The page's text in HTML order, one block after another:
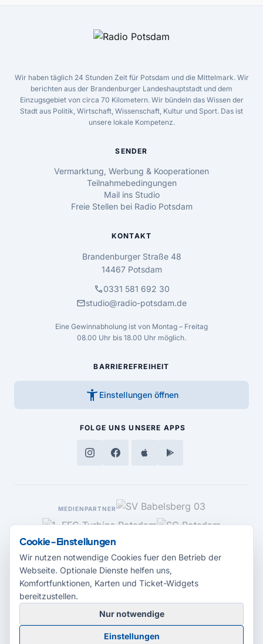
Wir haben täglich 24 Stunden Zeit für Potsdam und die Mittelmark. Wir
berichten aus der Brandenburger Landeshauptstadt und dem
Einzugsgebiet von circa 70 Kilometern. Wir bündeln das Wissen der
Stadt aus Politik, Wirtschaft, Wissenschaft, Kultur und Sport. Das ist
unsere lokale Kompetenz.
SENDER
Vermarktung, Werbung & Kooperationen
Teilnahmebedingungen
Mail ins Studio
Freie Stellen bei Radio Potsdam
KONTAKT
Brandenburger Straße 48
14467 Potsdam
call0331 581 692 30
mailstudio@radio-potsdam.de
Eine Gewinnabholung ist von Montag – Freitag
08.00 Uhr bis 18.00 Uhr möglich.
BARRIEREFREIHEIT
accessibility_new Einstellungen öffnen
FOLGE UNS UNSERE APPS
MEDIENPARTNER
© 2026 Radio Potsdam. Webseite entwickelt durch dieMedienagentur
Babelsberg
Cookie-Einstellungen
Wir nutzen notwendige Cookies fuer den Betrieb der
Webseite. Optionale Dienste helfen uns,
Komfortfunktionen, Karten und Ticket-Widgets
bereitzustellen.
Nur notwendige
Einstellungen